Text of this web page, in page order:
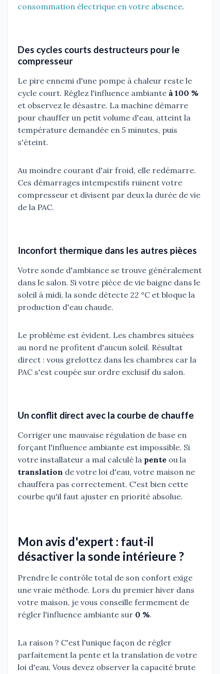
consommation électrique en votre absence.
Des cycles courts destructeurs pour le
compresseur
Le pire ennemi d'une pompe à chaleur reste le
cycle court. Réglez l'influence ambiante à 100 %
et observez le désastre. La machine démarre
pour chauffer un petit volume d'eau, atteint la
température demandée en 5 minutes, puis
s'éteint.
Au moindre courant d'air froid, elle redémarre.
Ces démarrages intempestifs ruinent votre
compresseur et divisent par deux la durée de vie
de la PAC.
Inconfort thermique dans les autres pièces
Votre sonde d'ambiance se trouve généralement
dans le salon. Si votre pièce de vie baigne dans le
soleil à midi, la sonde détecte 22 °C et bloque la
production d'eau chaude.
Le problème est évident. Les chambres situées
au nord ne profitent d'aucun soleil. Résultat
direct : vous grelottez dans les chambres car la
PAC s'est coupée sur ordre exclusif du salon.
Un conflit direct avec la courbe de chauffe
Corriger une mauvaise régulation de base en
forçant l'influence ambiante est impossible. Si
votre installateur a mal calculé la pente ou la
translation de votre loi d'eau, votre maison ne
chauffera pas correctement. C'est bien cette
courbe qu'il faut ajuster en priorité absolue.
Mon avis d'expert : faut-il
désactiver la sonde intérieure ?
Prendre le contrôle total de son confort exige
une vraie méthode. Lors du premier hiver dans
votre maison, je vous conseille fermement de
régler l'influence ambiante sur 0 %.
La raison ? C'est l'unique façon de régler
parfaitement la pente et la translation de votre
loi d'eau. Vous devez observer la capacité brute